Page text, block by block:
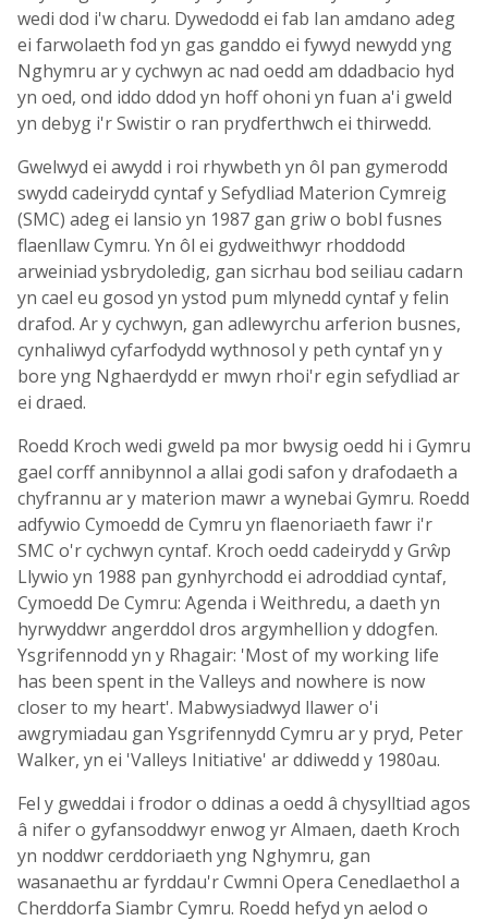
wedi dod i'w charu. Dywedodd ei fab Ian amdano adeg
ei farwolaeth fod yn gas ganddo ei fywyd newydd yng
Nghymru ar y cychwyn ac nad oedd am ddadbacio hyd
yn oed, ond iddo ddod yn hoff ohoni yn fuan a'i gweld
yn debyg i'r Swistir o ran prydferthwch ei thirwedd.
Gwelwyd ei awydd i roi rhywbeth yn ôl pan gymerodd
swydd cadeirydd cyntaf y Sefydliad Materion Cymreig
(SMC) adeg ei lansio yn 1987 gan griw o bobl fusnes
flaenllaw Cymru. Yn ôl ei gydweithwyr rhoddodd
arweiniad ysbrydoledig, gan sicrhau bod seiliau cadarn
yn cael eu gosod yn ystod pum mlynedd cyntaf y felin
drafod. Ar y cychwyn, gan adlewyrchu arferion busnes,
cynhaliwyd cyfarfodydd wythnosol y peth cyntaf yn y
bore yng Nghaerdydd er mwyn rhoi'r egin sefydliad ar
ei draed.
Roedd Kroch wedi gweld pa mor bwysig oedd hi i Gymru
gael corff annibynnol a allai godi safon y drafodaeth a
chyfrannu ar y materion mawr a wynebai Gymru. Roedd
adfywio Cymoedd de Cymru yn flaenoriaeth fawr i'r
SMC o'r cychwyn cyntaf. Kroch oedd cadeirydd y Grŵp
Llywio yn 1988 pan gynhyrchodd ei adroddiad cyntaf,
Cymoedd De Cymru: Agenda i Weithredu, a daeth yn
hyrwyddwr angerddol dros argymhellion y ddogfen.
Ysgrifennodd yn y Rhagair: 'Most of my working life
has been spent in the Valleys and nowhere is now
closer to my heart'. Mabwysiadwyd llawer o'i
awgrymiadau gan Ysgrifennydd Cymru ar y pryd, Peter
Walker, yn ei 'Valleys Initiative' ar ddiwedd y 1980au.
Fel y gweddai i frodor o ddinas a oedd â chysylltiad agos
â nifer o gyfansoddwyr enwog yr Almaen, daeth Kroch
yn noddwr cerddoriaeth yng Nghymru, gan
wasanaethu ar fyrddau'r Cwmni Opera Cenedlaethol a
Cherddorfa Siambr Cymru. Roedd hefyd yn aelod o